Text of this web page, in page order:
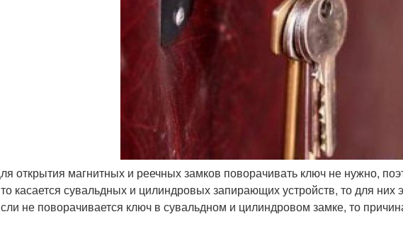
открытия магнитных и реечных замков поворачивать ключ не нужно,
касается сувальдных и цилиндровых запирающих устройств, то для них
не поворачивается ключ в сувальдном и цилиндровом замке, то